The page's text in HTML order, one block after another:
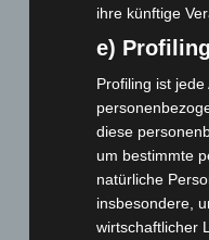
ihre künftige
e) Profiling
Profiling ist
diese
um bestimmte
natürliche
insbesondere,
wirtschaftlicher